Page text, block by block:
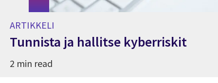
ARTIKKELI
Tunnista ja hallitse kyberriskit
2 min read